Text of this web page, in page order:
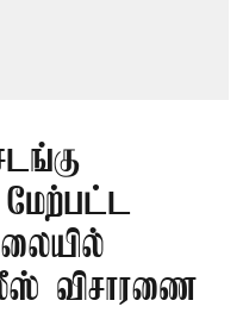
மேற்பட்ட
விசாரணை